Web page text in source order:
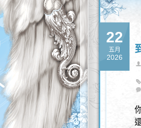
22
五月
2026